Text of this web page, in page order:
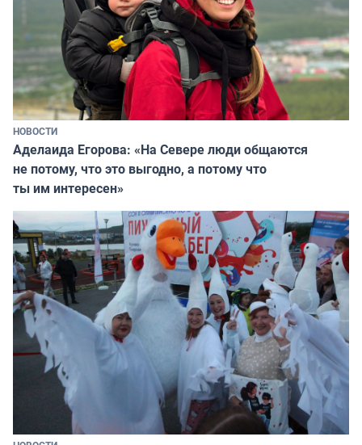
НОВОСТИ
Аделаида Егорова: «На Севере люди общаются
не потому, что это выгодно, а потому что
ты им интересен»